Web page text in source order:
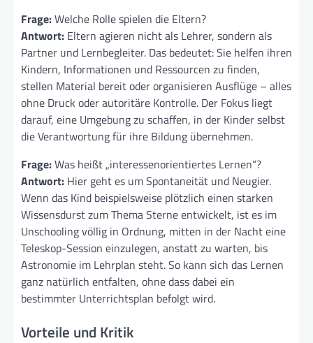
Frage:Welche Rolle spielen die Eltern?
Antwort: Eltern agieren nicht als Lehrer, sondern als
Partner und Lernbegleiter. Das bedeutet: Sie helfen ihren
Kindern, Informationen und Ressourcen zu finden,
stellen Material bereit oder organisieren Ausflüge – alles
ohne Druck oder autoritäre Kontrolle. Der Fokus liegt
darauf, eine Umgebung zu schaffen, in der Kinder selbst
die Verantwortung für ihre Bildung übernehmen.
Frage:Was heißt „interessenorientiertes Lernen“?
Antwort: Hier geht es um Spontaneität und Neugier.
Wenn das Kind beispielsweise plötzlich einen starken
Wissensdurst zum Thema Sterne entwickelt, ist es im
Unschooling völlig in Ordnung, mitten in der Nacht eine
Teleskop-Session einzulegen, anstatt zu warten, bis
Astronomie im Lehrplan steht. So kann sich das Lernen
ganz natürlich entfalten, ohne dass dabei ein
bestimmter Unterrichtsplan befolgt wird.
Vorteile und Kritik